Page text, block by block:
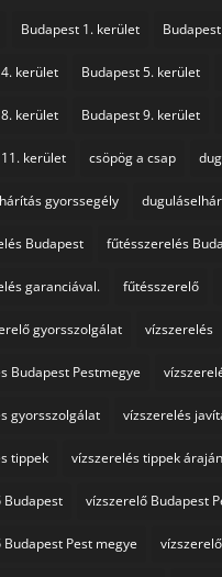
Budapest 1. kerület
kerület Budapest 5. kerület
kerület Budapest 9. kerület
kerület csöpög a csap
gyorssegély
Budapest fűtésszerelés
garanciával. fűtésszerelő
gyorsszolgálat vízszerelés
Budapest Pestmegye
gyorsszolgálat vízszerelés
tippek vízszerelés tippek
Budapest vízszerelő Budapest
Pest megye